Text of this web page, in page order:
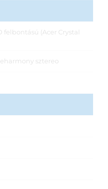
felbontású (Acer Crystal
sztereo